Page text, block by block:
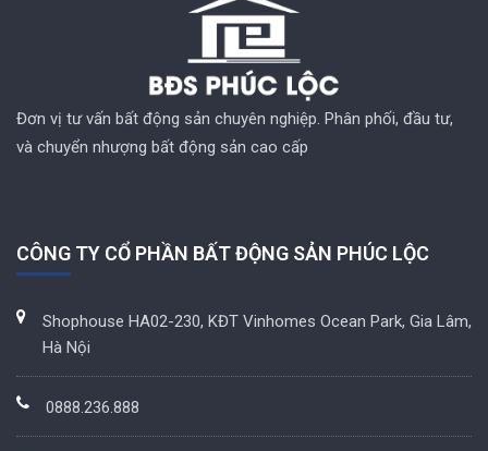
Đơn vị tư vấn bất động sản chuyên nghiệp. Phân phối, đầu tư,
và chuyển nhượng bất động sản cao cấp
CÔNG TY CỔ PHẦN BẤT ĐỘNG SẢN PHÚC LỘC
Shophouse HA02-230, KĐT Vinhomes Ocean Park, Gia Lâm,
Hà Nội
0888.236.888